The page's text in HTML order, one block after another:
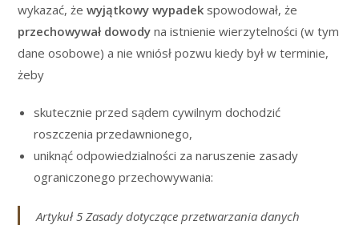
wykazać, żewyjątkowy wypadek spowodował, że
przechowywał dowody na istnienie wierzytelności (w tym
dane osobowe) a nie wniósł pozwu kiedy był w terminie,
żeby
skutecznie przed sądem cywilnym dochodzić
roszczenia przedawnionego,
uniknąć odpowiedzialności za naruszenie zasady
ograniczonego przechowywania:
Artykuł 5 Zasady dotyczące przetwarzania danych